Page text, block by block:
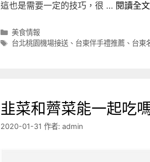
這也是需要一定的技巧，很 … 閱讀全文
分
類
美食情報
標
台北桃園機場接送、 台東伴手禮推薦、 台東
韭菜和薺菜能一起吃
2020-01-31 作者: admin